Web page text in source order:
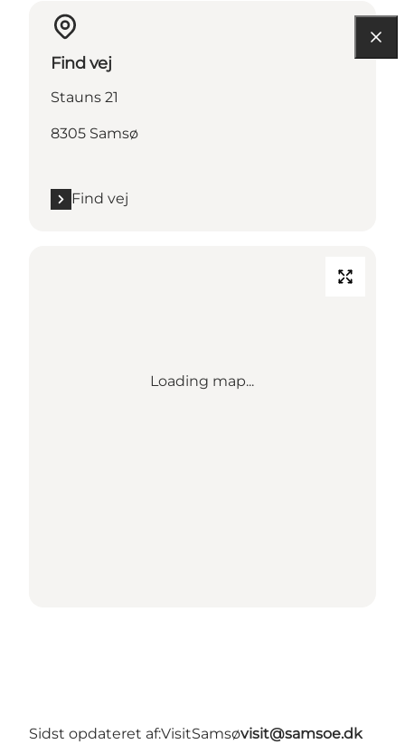
Find vej
Stauns 21
8305 Samsø
Find vej
Loading map...
Sidst opdateret af:VisitSamsøvisit@samsoe.dk